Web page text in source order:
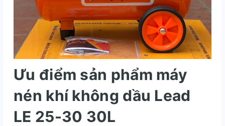
Ưu điểm sản phẩm máy
nén khí không dầu Lead
LE 25-30 30L